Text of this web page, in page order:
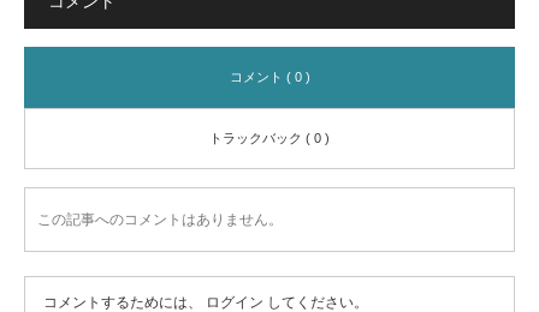
コメント ( 0 )
トラックバック ( 0 )
この記事へのコメントはありません。
コメントするためには、 ログイン してください。